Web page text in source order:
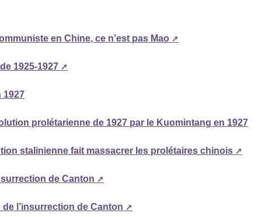
en Chine, ce n’est pas Mao
1925-1927
1927
prolétarienne de 1927 par le Kuomintang en 1927
stalinienne fait massacrer les prolétaires chinois
de Canton
l’insurrection de Canton